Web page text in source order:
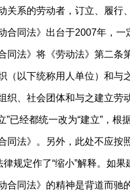
关系的劳动者，订立、履行
合同法》出台于2007年，
同法》将《劳动法》第二条
（以下统称用人单位）和与
织、社会团体和与之建立劳
”已经都统一改为“建立”，
同法》。另外，此处不应按
律规定作了“缩小”解释。如
合同法》的精神是背道而驰